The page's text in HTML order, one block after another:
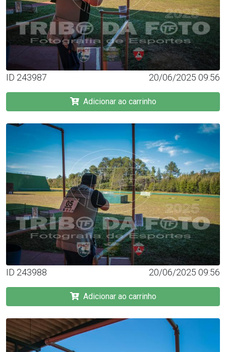
ID 243987 20/06/2025 09:56
Adicionar ao carrinho
ID 243988 20/06/2025 09:56
Adicionar ao carrinho